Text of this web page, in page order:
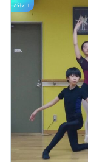
バレエ